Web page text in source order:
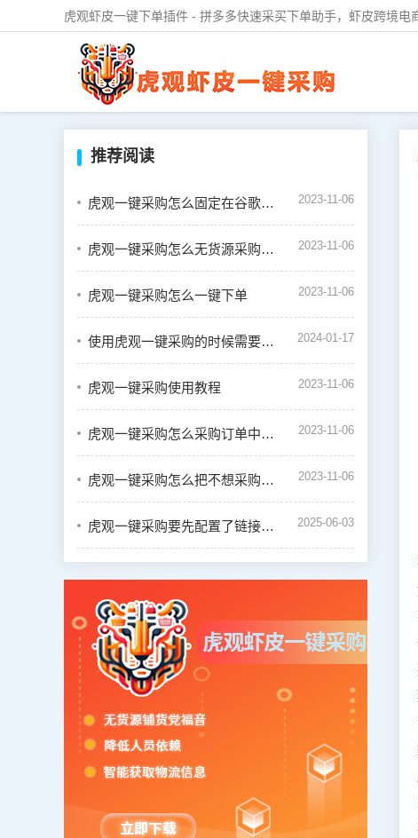
虎观虾皮一键下单插件 - 拼多多快速采买下单助手，虾皮跨境电
推荐阅读
虎观一键采购怎么固定在谷歌浏览器的插件栏中 2023-11-06
虎观一键采购怎么无货源采购虾皮订单 2023-11-06
虎观一键采购怎么一键下单 2023-11-06
使用虎观一键采购的时候需要绑定虾皮店铺吗 2024-01-17
虎观一键采购使用教程 2023-11-06
虎观一键采购怎么采购订单中的商品 2023-11-06
虎观一键采购怎么把不想采购的商品设置禁用 2023-11-06
虎观一键采购要先配置了链接才能一键下单吗 2025-06-03